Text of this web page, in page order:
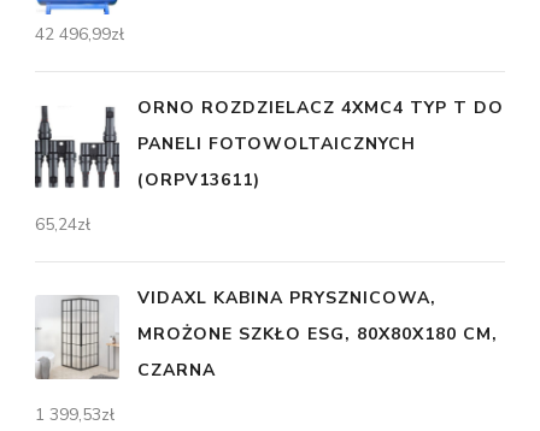
42 496,99zł
ORNO ROZDZIELACZ 4XMC4 TYP T DO
PANELI FOTOWOLTAICZNYCH
(ORPV13611)
65,24zł
VIDAXL KABINA PRYSZNICOWA,
MROŻONE SZKŁO ESG, 80X80X180 CM,
CZARNA
1 399,53zł